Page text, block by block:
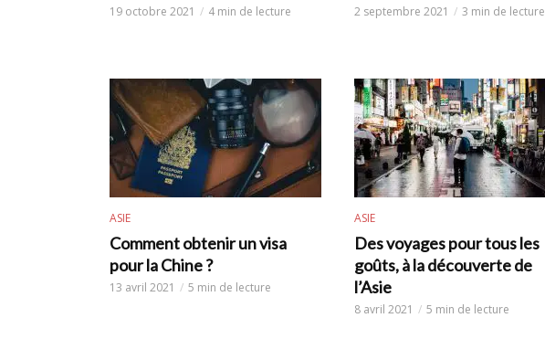
19 octobre 2021 4 min de lecture 2 septembre 2021 3 min de lecture
ASIE
Comment obtenir un visa
pour la Chine ?
13 avril 2021 5 min de lecture
ASIE
Des voyages pour tous les
goûts, à la découverte de
l’Asie
8 avril 2021 5 min de lecture